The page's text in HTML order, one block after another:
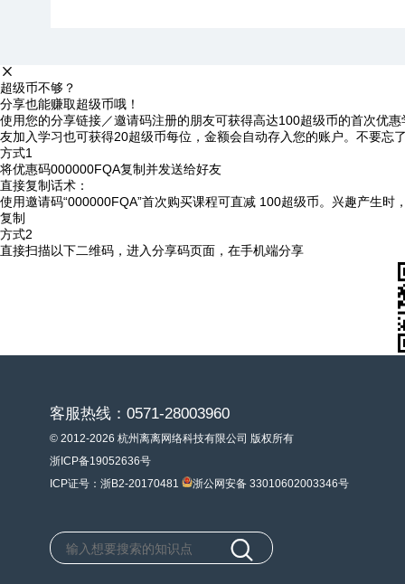
超级币不够？
分享也能赚取超级币哦！
使用您的分享链接／邀请码注册的朋友可获得高达100超级币的首次优
友加入学习也可获得20超级币每位，金额会自动存入您的账户。不要忘
方式1
将优惠码000000FQA复制并发送给好友
直接复制话术：
使用邀请码“000000FQA”首次购买课程可直减 100超级币。兴趣产生时
复制
方式2
直接扫描以下二维码，进入分享码页面，在手机端分享
客服热线：0571-28003960
© 2012-2026 杭州离离网络科技有限公司 版权所有
浙ICP备19052636号
ICP证号：浙B2-20170481
浙公网安备 33010602003346号